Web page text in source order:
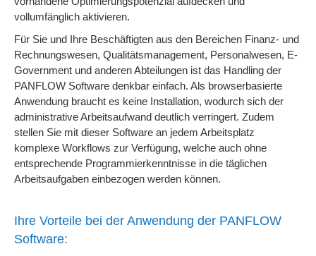
vollumfänglich aktivieren.
Für Sie und Ihre Beschäftigten aus den Bereichen Finanz- und
Rechnungswesen, Qualitätsmanagement, Personalwesen, E-
Government und anderen Abteilungen ist das Handling der
PANFLOW Software denkbar einfach. Als browserbasierte
Anwendung braucht es keine Installation, wodurch sich der
administrative Arbeitsaufwand deutlich verringert. Zudem
stellen Sie mit dieser Software an jedem Arbeitsplatz
komplexe Workflows zur Verfügung, welche auch ohne
entsprechende Programmierkenntnisse in die täglichen
Arbeitsaufgaben einbezogen werden können.
Ihre Vorteile bei der Anwendung der PANFLOW
Software: